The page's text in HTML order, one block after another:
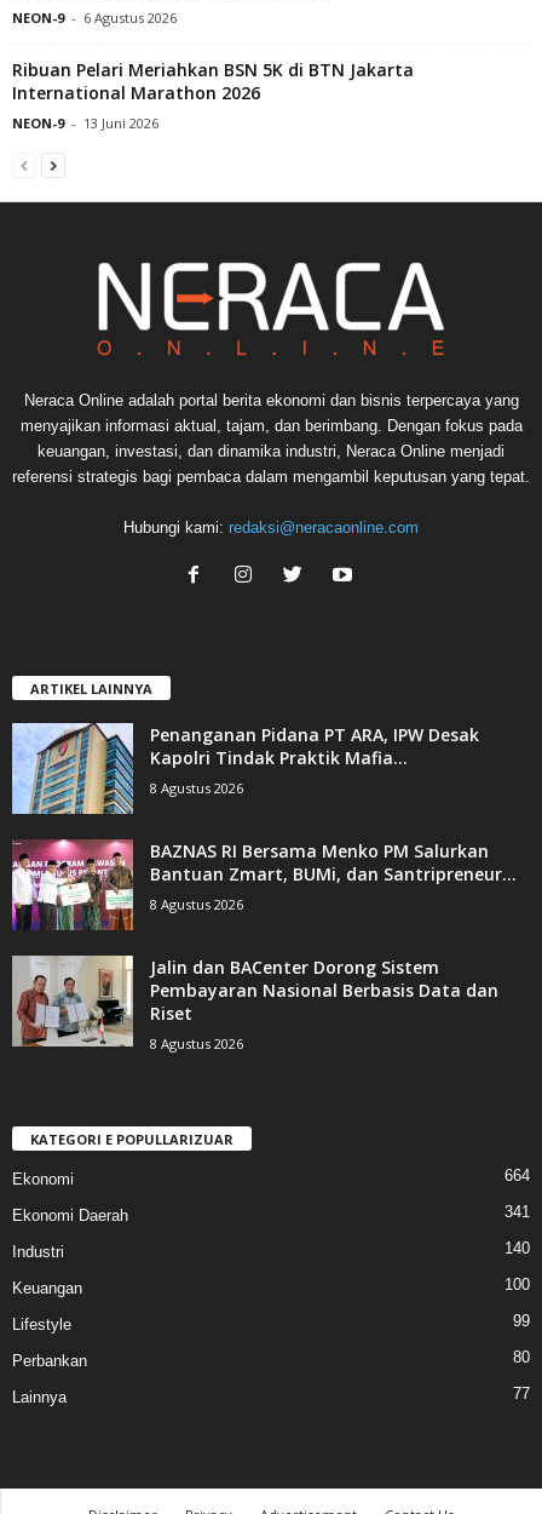
NEON-9 - 6 Agustus 2026
Ribuan Pelari Meriahkan BSN 5K di BTN Jakarta
International Marathon 2026
NEON-9 - 13 Juni 2026
Neraca Online adalah portal berita ekonomi dan bisnis terpercaya yang
menyajikan informasi aktual, tajam, dan berimbang. Dengan fokus pada
keuangan, investasi, dan dinamika industri, Neraca Online menjadi
referensi strategis bagi pembaca dalam mengambil keputusan yang tepat.
Hubungi kami: redaksi@neracaonline.com
ARTIKEL LAINNYA
Penanganan Pidana PT ARA, IPW Desak
Kapolri Tindak Praktik Mafia...
8 Agustus 2026
BAZNAS RI Bersama Menko PM Salurkan
Bantuan Zmart, BUMi, dan Santripreneur...
8 Agustus 2026
Jalin dan BACenter Dorong Sistem
Pembayaran Nasional Berbasis Data dan
Riset
8 Agustus 2026
KATEGORI E POPULLARIZUAR
Ekonomi 664
Ekonomi Daerah 341
Industri 140
Keuangan 100
Lifestyle 99
Perbankan 80
Lainnya 77